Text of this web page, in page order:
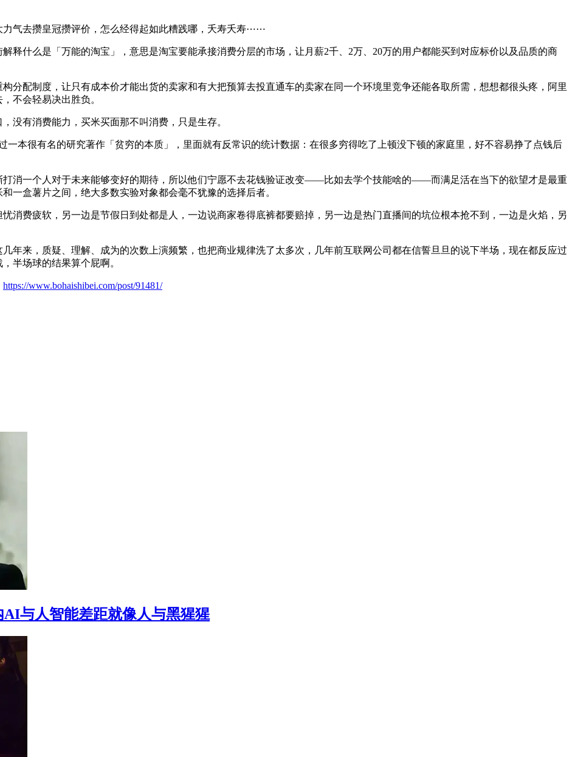
气去攒皇冠攒评价，怎么经得起如此糟践哪，夭寿夭寿⋯⋯
释什么是「万能的淘宝」，意思是淘宝要能承接消费分层的市场，让月薪2千、2万、20万的用户都能买到对应标价以及品质的商
分配制度，让只有成本价才能出货的卖家和有大把预算去投直通车的卖家在同一个环境里竞争还能各取所需，想想都很头疼，阿里
不会轻易决出胜负。
没有消费能力，买米买面那不叫消费，只是生存。
一本很有名的研究著作「贫穷的本质」，里面就有反常识的统计数据：在很多穷得吃了上顿没下顿的家庭里，好不容易挣了点钱后
打消一个人对于未来能够变好的期待，所以他们宁愿不去花钱验证改变——比如去学个技能啥的——而满足活在当下的欲望才是最重
一盒薯片之间，绝大多数实验对象都会毫不犹豫的选择后者。
消费疲软，另一边是节假日到处都是人，一边说商家卷得底裤都要赔掉，另一边是热门直播间的坑位根本抢不到，一边是火焰，另
年来，质疑、理解、成为的次数上演频繁，也把商业规律洗了太多次，几年前互联网公司都在信誓旦旦的说下半场，现在都反应过
半场球的结果算个屁啊。
https://www.bohaishibei.com/post/91481/
与人智能差距就像人与黑猩猩